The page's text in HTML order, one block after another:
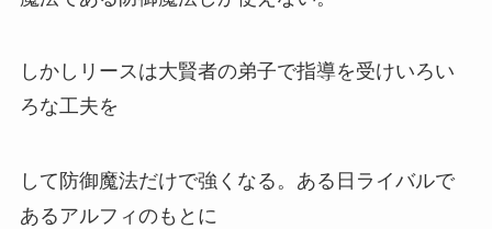
しかしリースは大賢者の弟子で指導を受けいろい
ろな工夫を
して防御魔法だけで強くなる。ある日ライバルで
あるアルフィのもとに